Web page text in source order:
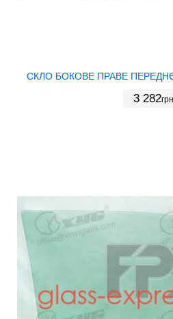
СКЛО БОКОВЕ ПРАВЕ ПЕРЕДНЄ
3 282грн